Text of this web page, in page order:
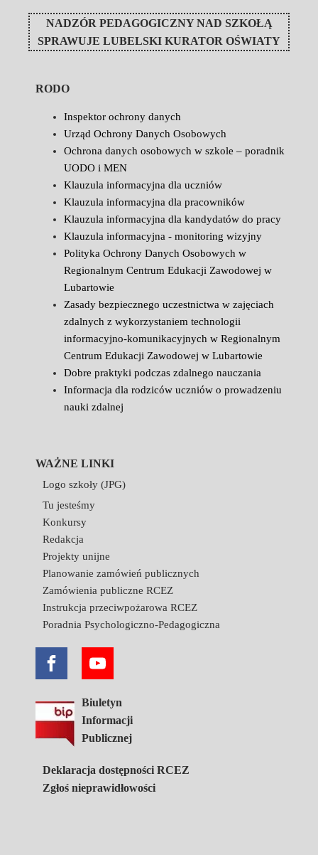
NADZÓR PEDAGOGICZNY NAD SZKOŁĄ
SPRAWUJE LUBELSKI KURATOR OŚWIATY
RODO
Inspektor ochrony danych
Urząd Ochrony Danych Osobowych
Ochrona danych osobowych w szkole – poradnik
UODO i MEN
Klauzula informacyjna dla uczniów
Klauzula informacyjna dla pracowników
Klauzula informacyjna dla kandydatów do pracy
Klauzula informacyjna - monitoring wizyjny
Polityka Ochrony Danych Osobowych w
Regionalnym Centrum Edukacji Zawodowej w
Lubartowie
Zasady bezpiecznego uczestnictwa w zajęciach
zdalnych z wykorzystaniem technologii
informacyjno-komunikacyjnych w Regionalnym
Centrum Edukacji Zawodowej w Lubartowie
Dobre praktyki podczas zdalnego nauczania
Informacja dla rodziców uczniów o prowadzeniu
nauki zdalnej
WAŻNE LINKI
Logo szkoły (JPG)
Tu jesteśmy
Konkursy
Redakcja
Projekty unijne
Planowanie zamówień publicznych
Zamówienia publiczne RCEZ
Instrukcja przeciwpożarowa RCEZ
Poradnia Psychologiczno-Pedagogiczna
Biuletyn
Informacji
Publicznej
Deklaracja dostępności RCEZ
Zgłoś nieprawidłowości